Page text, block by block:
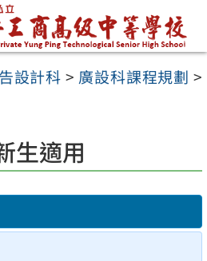
設計科 > 廣設科課程規劃 >
生適用